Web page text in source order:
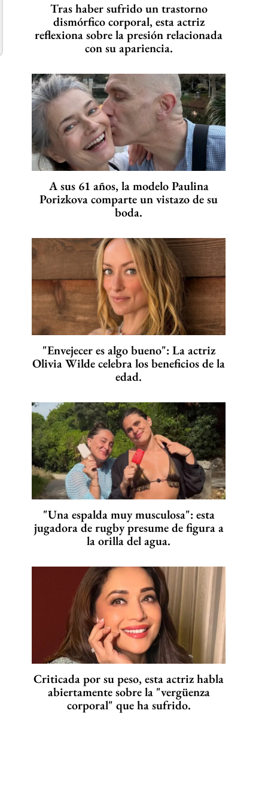
Tras haber sufrido un trastorno
dismórfico corporal, esta actriz
reflexiona sobre la presión relacionada
con su apariencia.
A sus 61 años, la modelo Paulina
Porizkova comparte un vistazo de su
boda.
"Envejecer es algo bueno": La actriz
Olivia Wilde celebra los beneficios de la
edad.
"Una espalda muy musculosa": esta
jugadora de rugby presume de figura a
la orilla del agua.
Criticada por su peso, esta actriz habla
abiertamente sobre la "vergüenza
corporal" que ha sufrido.